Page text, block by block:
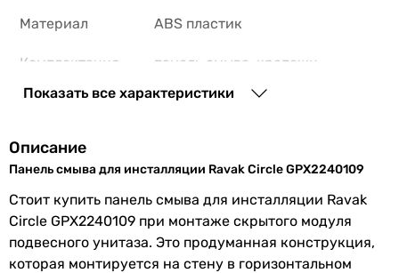
998грн
998грн Купить
Koller Pool Orion Cosmo KP-228-
Материал ABS пластик
Комплектация панель смыва, крепежи
Коллекции Circle
Производство
8592626067496
Физические характеристики
Цвет панели
черный
Показать все характеристики
Описание
Панель смыва для инсталляции Ravak Circle GPX2240109
Стоит купить панель смыва для инсталляции Ravak
Circle GPX2240109 при монтаже скрытого модуля
подвесного унитаза. Это продуманная конструкция,
которая монтируется на стену в горизонтальном